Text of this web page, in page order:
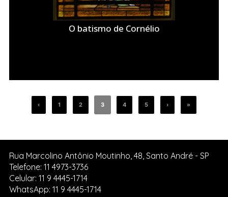
O batismo de Cornélio
‹ 1 2 3 4 5 › »
Rua Marcolino Antônio Moutinho, 48, Santo André - SP
Telefone: 11 4973-3736
Celular: 11 9 4445-1714
WhatsApp: 11 9 4445-1714